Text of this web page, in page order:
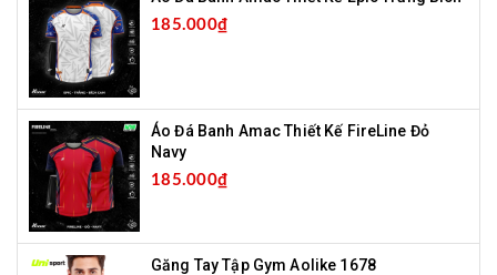
185.000₫
Áo Đá Banh Amac Thiết Kế FireLine Đỏ
Navy
185.000₫
Găng Tay Tập Gym Aolike 1678